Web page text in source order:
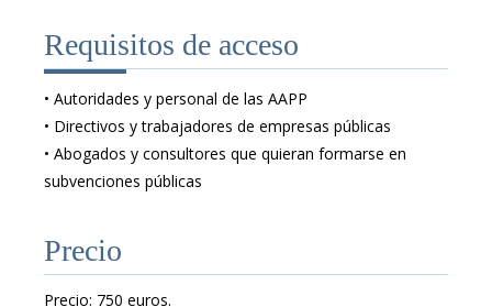
Requisitos de acceso
• Autoridades y personal de las AAPP
• Directivos y trabajadores de empresas públicas
• Abogados y consultores que quieran formarse en
subvenciones públicas
Precio
Precio: 750 euros.